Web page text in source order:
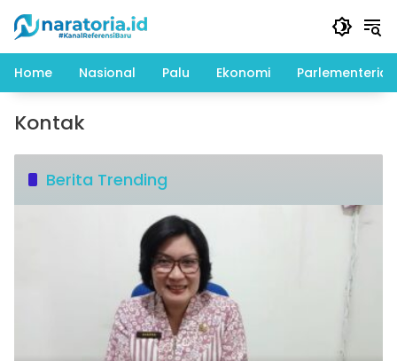
konten
Home
Nasional Palu Ekonomi Parlementeria
Kontak
Berita Trending